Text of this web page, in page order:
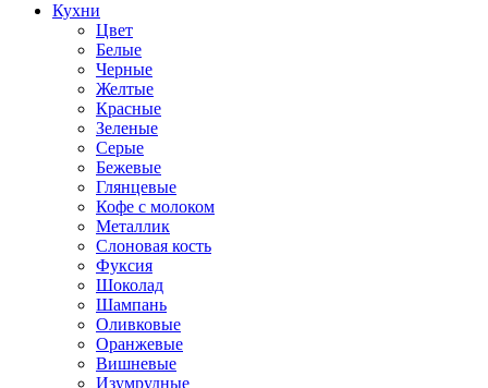
Кухни
Цвет
Белые
Черные
Желтые
Красные
Зеленые
Серые
Бежевые
Глянцевые
Кофе с молоком
Металлик
Слоновая кость
Фуксия
Шоколад
Шампань
Оливковые
Оранжевые
Вишневые
Изумрудные